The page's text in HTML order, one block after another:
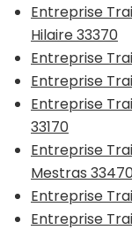
Entreprise
Hilaire 33370
Entreprise
Entreprise
Entreprise
33170
Entreprise
Mestras
Entreprise
Entreprise